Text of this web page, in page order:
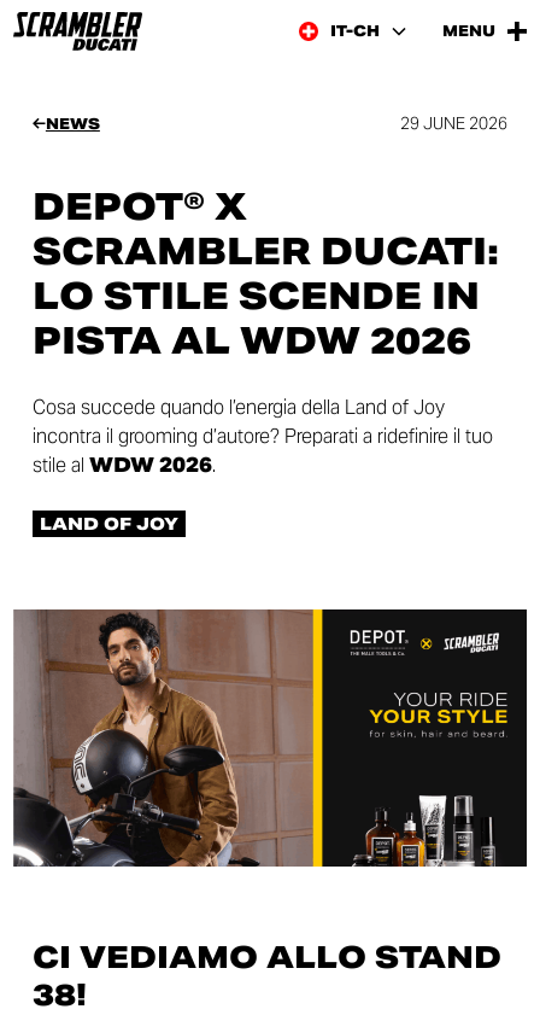
IT-CH MENU
NEWS 29 JUNE 2026
DEPOT® X
SCRAMBLER DUCATI:
LO STILE SCENDE IN
PISTA AL WDW 2026
Cosa succede quando l’energia della Land of Joy
incontra il grooming d’autore? Preparati a ridefinire il tuo
stile al WDW 2026.
LAND OF JOY
CI VEDIAMO ALLO STAND
38!